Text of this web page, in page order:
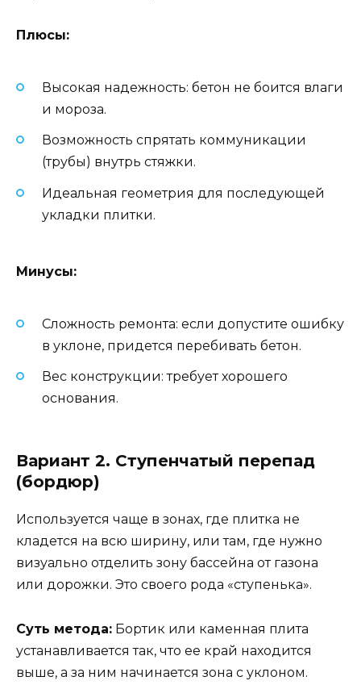
Плюсы:
Высокая надежность: бетон не боится влаги
и мороза.
Возможность спрятать коммуникации
(трубы) внутрь стяжки.
Идеальная геометрия для последующей
укладки плитки.
Минусы:
Сложность ремонта: если допустите ошибку
в уклоне, придется перебивать бетон.
Вес конструкции: требует хорошего
основания.
Вариант 2. Ступенчатый перепад
(бордюр)
Используется чаще в зонах, где плитка не
кладется на всю ширину, или там, где нужно
визуально отделить зону бассейна от газона
или дорожки. Это своего рода «ступенька».
Суть метода: Бортик или каменная плита
устанавливается так, что ее край находится
выше, а за ним начинается зона с уклоном.